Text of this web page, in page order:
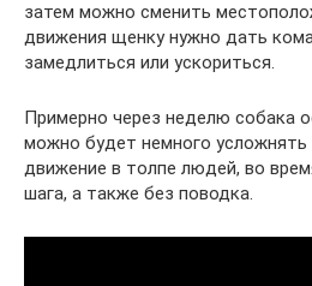
затем можно сменить
движения щенку нужно дать
замедлиться или ускориться.
Примерно через неделю собака
можно будет немного усложнять
движение в толпе людей, во
шага, а также без поводка.